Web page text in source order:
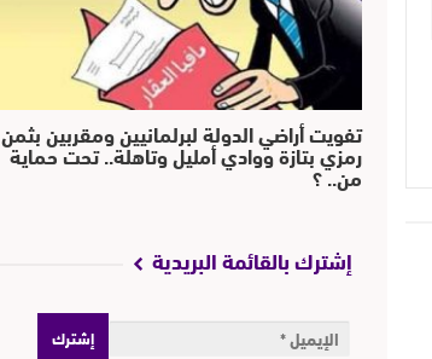
تفويت أراضي الدولة لبرلمانيين ومقربين بثمن
رمزي بتازة ووادي أمليل وتاهلة.. تحت حماية
من.. ؟
إشترك بالقائمة البريدية